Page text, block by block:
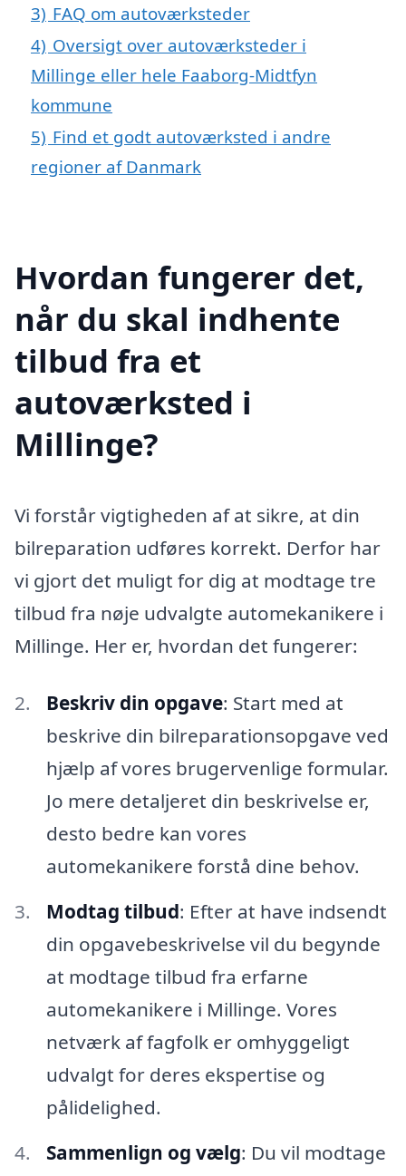
3) FAQ om autoværksteder
4) Oversigt over autoværksteder i
Millinge eller hele Faaborg-Midtfyn
kommune
5) Find et godt autoværksted i andre
regioner af Danmark
Hvordan fungerer det,
når du skal indhente
tilbud fra et
autoværksted i
Millinge?
Vi forstår vigtigheden af at sikre, at din
bilreparation udføres korrekt. Derfor har
vi gjort det muligt for dig at modtage tre
tilbud fra nøje udvalgte automekanikere i
Millinge. Her er, hvordan det fungerer:
Beskriv din opgave: Start med at
beskrive din bilreparationsopgave ved
hjælp af vores brugervenlige formular.
Jo mere detaljeret din beskrivelse er,
desto bedre kan vores
automekanikere forstå dine behov.
Modtag tilbud: Efter at have indsendt
din opgavebeskrivelse vil du begynde
at modtage tilbud fra erfarne
automekanikere i Millinge. Vores
netværk af fagfolk er omhyggeligt
udvalgt for deres ekspertise og
pålidelighed.
Sammenlign og vælg: Du vil modtage